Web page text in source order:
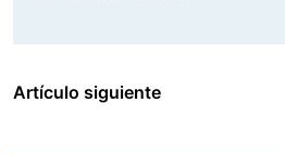
Artículo siguiente